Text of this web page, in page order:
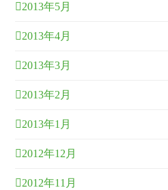
2013年5月
2013年4月
2013年3月
2013年2月
2013年1月
2012年12月
2012年11月